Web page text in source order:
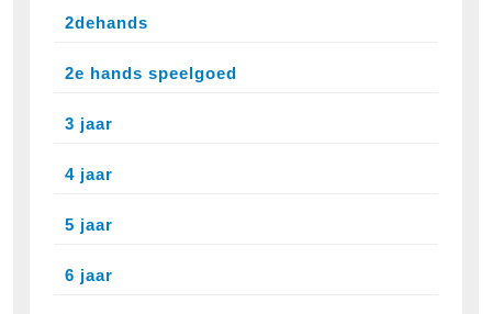
2dehands
2e hands speelgoed
3 jaar
4 jaar
5 jaar
6 jaar